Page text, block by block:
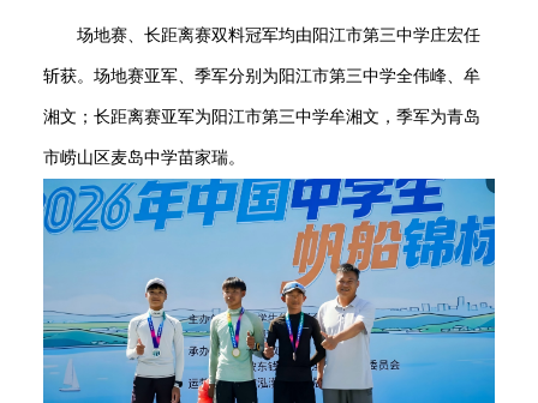
场地赛、长距离赛双料冠军均由阳江市第三中学庄宏任
斩获。场地赛亚军、季军分别为阳江市第三中学全伟峰、牟
湘文；长距离赛亚军为阳江市第三中学牟湘文，季军为青岛
市崂山区麦岛中学苗家瑞。